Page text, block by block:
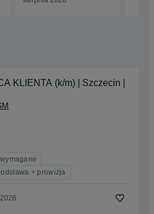
KLIENTA (k/m) | Szczecin |
+ prowizja